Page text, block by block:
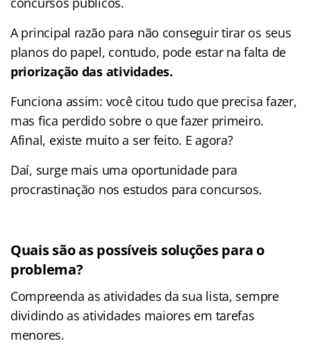
A principal razão para não conseguir tirar os seus
planos do papel, contudo, pode estar na falta de
priorização das atividades.
Funciona assim: você citou tudo que precisa fazer,
mas fica perdido sobre o que fazer primeiro.
Afinal, existe muito a ser feito. E agora?
Daí, surge mais uma oportunidade para
procrastinação nos estudos para concursos.
Quais são as possíveis soluções para o
problema?
Compreenda as atividades da sua lista, sempre
dividindo as atividades maiores em tarefas
menores.